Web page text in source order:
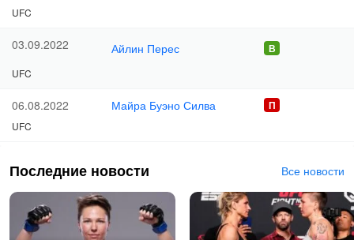
UFC
03.09.2022 Айлин Перес
UFC
06.08.2022 Майра Буэно Силва
UFC
Последние новости Все новости